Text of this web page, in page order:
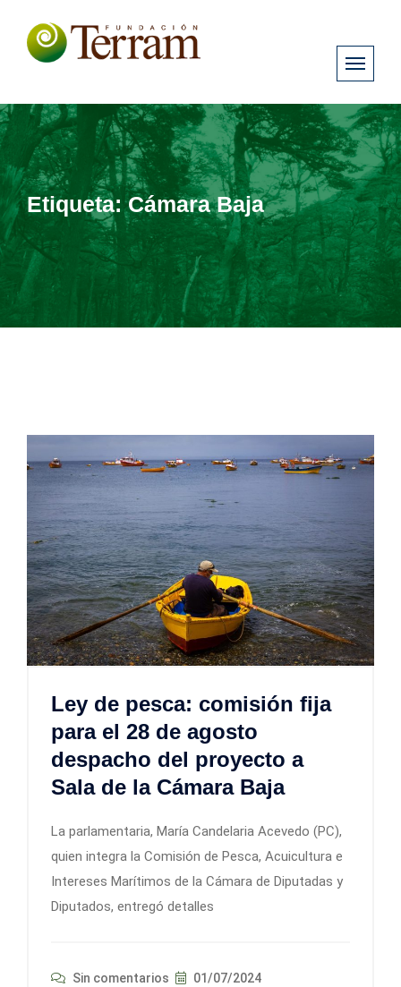
Etiqueta:Cámara Baja
Ley de pesca: comisión fija
para el 28 de agosto
despacho del proyecto a
Sala de la Cámara Baja
La parlamentaria, María Candelaria Acevedo (PC),
quien integra la Comisión de Pesca, Acuicultura e
Intereses Marítimos de la Cámara de Diputadas y
Diputados, entregó detalles
Sin comentarios 01/07/2024